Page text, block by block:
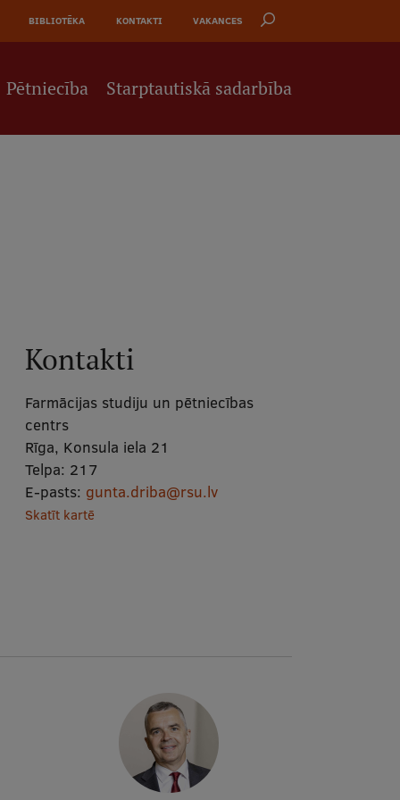
BIBLIOTĒKA KONTAKTI VAKANCES
Pētniecība Starptautiskā sadarbība
Kontakti
Farmācijas studiju un pētniecības
centrs
Rīga, Konsula iela 21
Telpa: 217
E-pasts: gunta.driba@rsu.lv
Skatīt kartē